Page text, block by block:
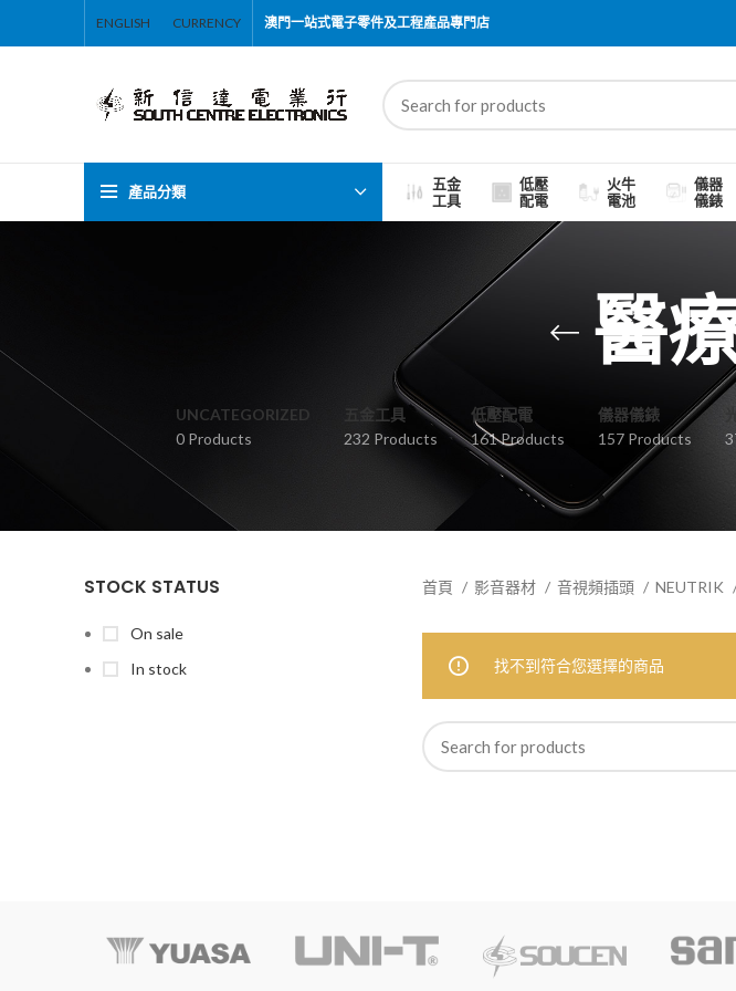
ENGLISH CURRENCY 澳門一站式電子零件及工程產品專門店
產品分類
五金
工具
低壓
配電
火牛
電池
儀器
儀錶
醫
UNCATEGORIZED
0 Products
五金工具
232 Products
低壓配電
161 Products
儀器儀錶
157 Products
STOCK STATUS
On sale
In stock
首頁 影音器材 音視頻插頭 NEUTRIK
找不到符合您選擇的商品